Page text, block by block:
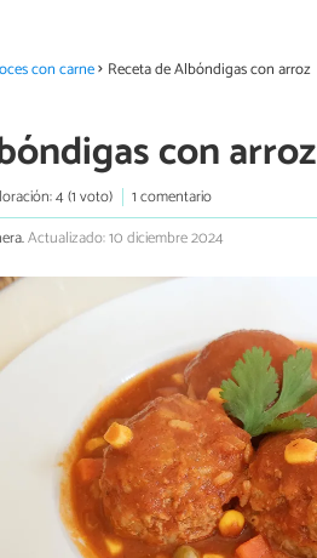
con carne Receta de Albóndigas con arroz
con arroz
4 (1 voto)
1 comentario
Actualizado: 10 diciembre 2024